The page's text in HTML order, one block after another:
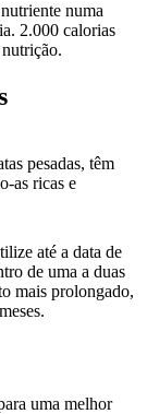
numa
2.000 calorias
pesadas, têm
as ricas e
até a data de
de uma a duas
mais prolongado,
uma melhor